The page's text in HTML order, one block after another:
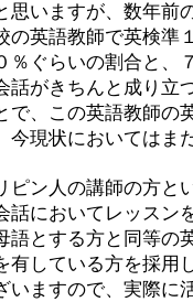
いますが、数年前
の英語教師で英検準
％ぐらいの割合と、
話がきちんと成り立
で、この英語教師の
今現状においてはま
ン人の講師の方と
話においてレッスン
語とする方と同等の
有している方を採用
いますので、実際に